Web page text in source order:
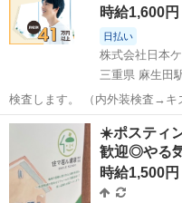
時給1,600円
日払い
株式会社日本
三重県 麻生田
検査します。 （内外装検査→キ
他】 ・完成…
三重 いなべ市
☀️ポスティ
歓迎◎やる
時給1,500円